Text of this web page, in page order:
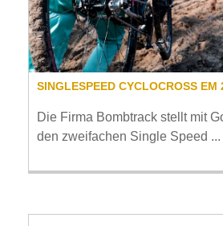
SINGLESPEED CYCLOCROSS
Die Firma Bombtrack stellt mit
den zweifachen Single Speed ...